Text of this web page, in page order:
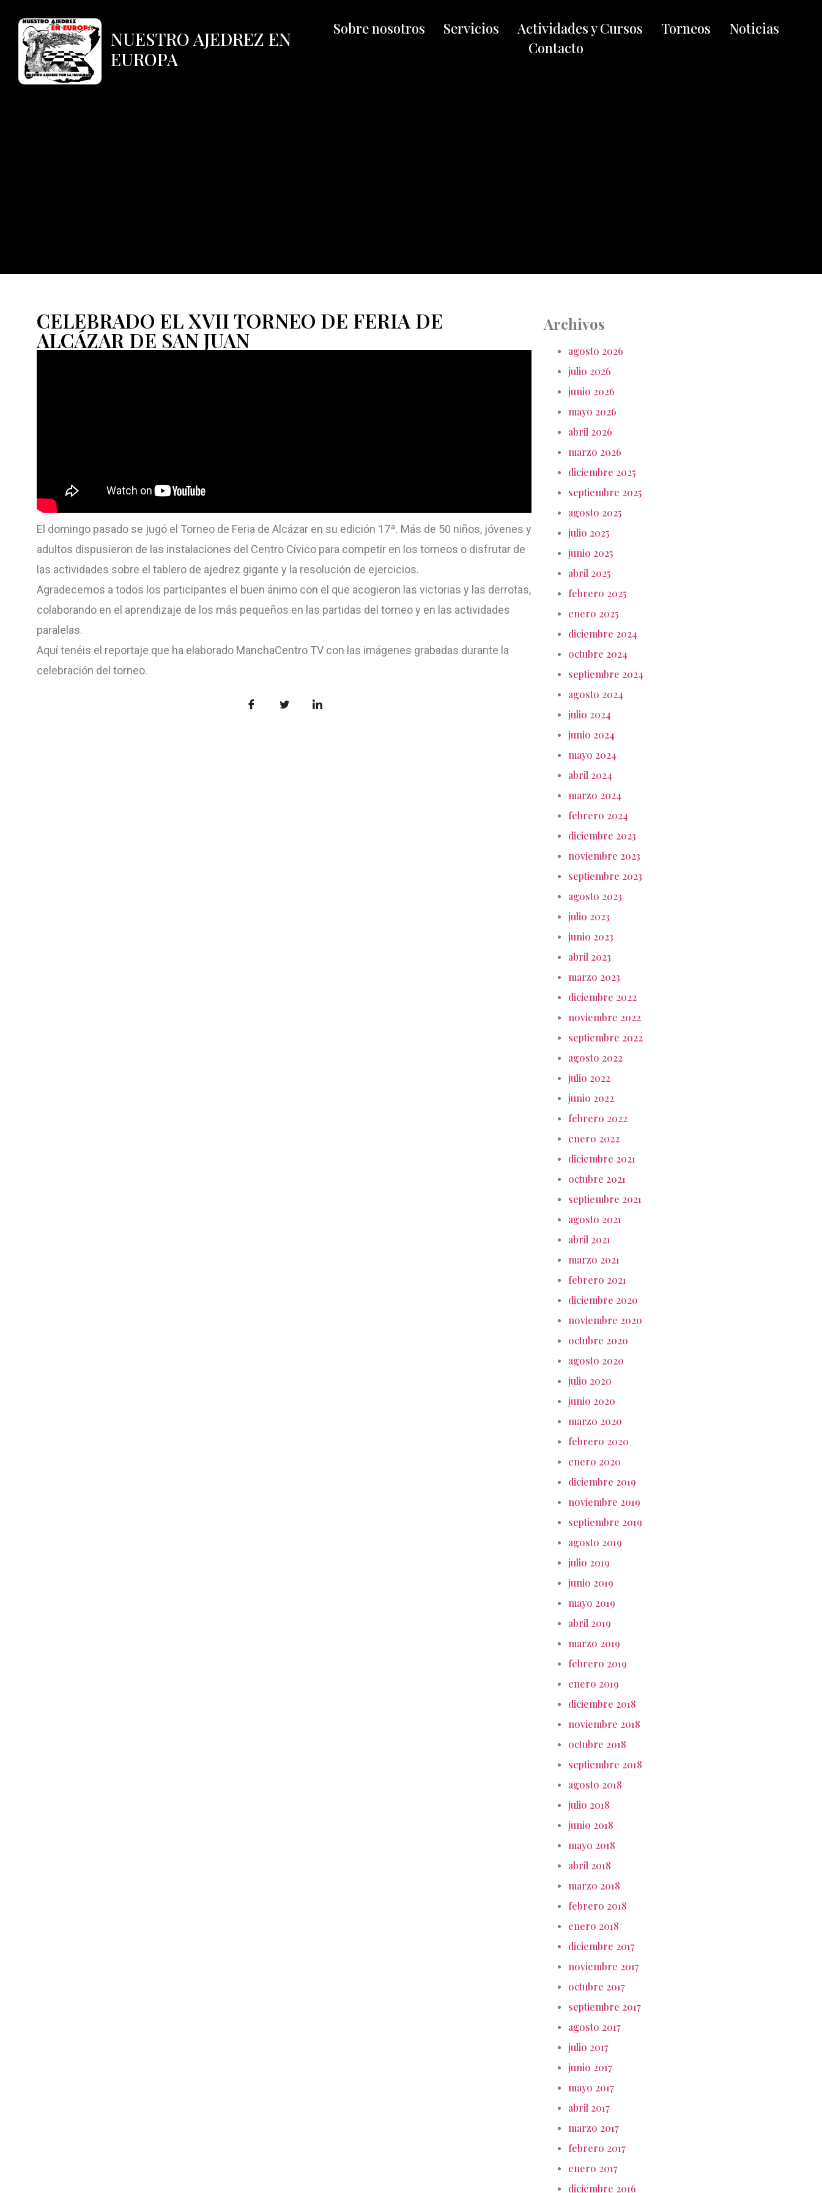
NUESTRO AJEDREZ EN
EUROPA
Sobre nosotros Servicios Actividades y Cursos Torneos
Noticias
Contacto
CELEBRADO EL XVII TORNEO DE FERIA DE
ALCÁZAR DE SAN JUAN
El domingo pasado se jugó el Torneo de Feria de Alcázar en su edición 17ª. Más de 50 niños, jóvenes y
adultos dispusieron de las instalaciones del Centro Cívico para competir en los torneos o disfrutar de
las actividades sobre el tablero de ajedrez gigante y la resolución de ejercicios.
Agradecemos a todos los participantes el buen ánimo con el que acogieron las victorias y las derrotas,
colaborando en el aprendizaje de los más pequeños en las partidas del torneo y en las actividades
paralelas.
Aquí tenéis el reportaje que ha elaborado ManchaCentro TV con las imágenes grabadas durante la
celebración del torneo.
Archivos
agosto 2026
julio 2026
junio 2026
mayo 2026
abril 2026
marzo 2026
diciembre 2025
septiembre 2025
agosto 2025
julio 2025
junio 2025
abril 2025
febrero 2025
enero 2025
diciembre 2024
octubre 2024
septiembre 2024
agosto 2024
julio 2024
junio 2024
mayo 2024
abril 2024
marzo 2024
febrero 2024
diciembre 2023
noviembre 2023
septiembre 2023
agosto 2023
julio 2023
junio 2023
abril 2023
marzo 2023
diciembre 2022
noviembre 2022
septiembre 2022
agosto 2022
julio 2022
junio 2022
febrero 2022
enero 2022
diciembre 2021
octubre 2021
septiembre 2021
agosto 2021
abril 2021
marzo 2021
febrero 2021
diciembre 2020
noviembre 2020
octubre 2020
agosto 2020
julio 2020
junio 2020
marzo 2020
febrero 2020
enero 2020
diciembre 2019
noviembre 2019
septiembre 2019
agosto 2019
julio 2019
junio 2019
mayo 2019
abril 2019
marzo 2019
febrero 2019
enero 2019
diciembre 2018
noviembre 2018
octubre 2018
septiembre 2018
agosto 2018
julio 2018
junio 2018
mayo 2018
abril 2018
marzo 2018
febrero 2018
enero 2018
diciembre 2017
noviembre 2017
octubre 2017
septiembre 2017
agosto 2017
julio 2017
junio 2017
mayo 2017
abril 2017
marzo 2017
febrero 2017
enero 2017
diciembre 2016